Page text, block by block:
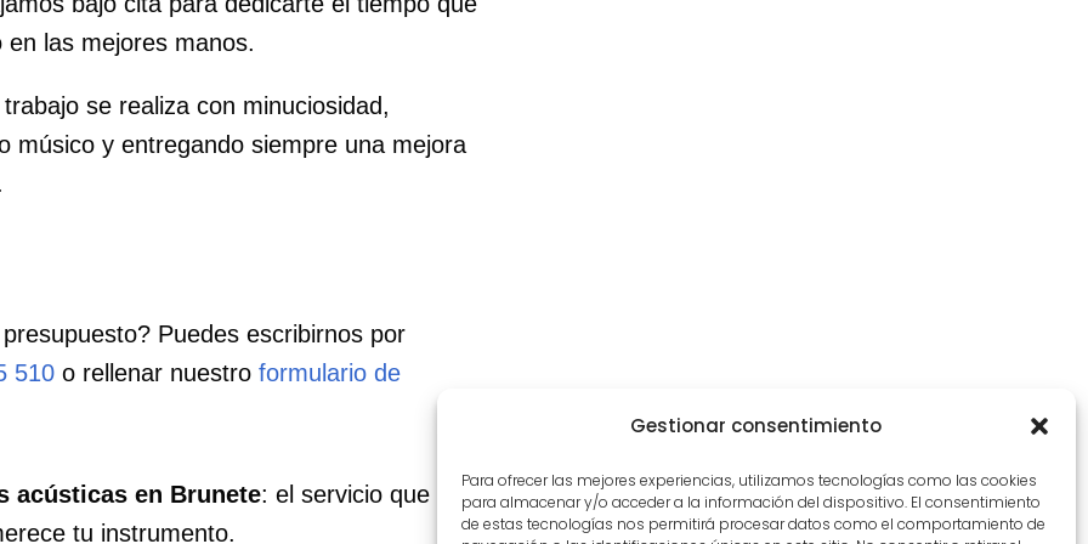
Gestionar consentimiento
Para ofrecer las mejores experiencias, utilizamos tecnologías como las cookies
para almacenar y/o acceder a la información del dispositivo. El consentimiento
de estas tecnologías nos permitirá procesar datos como el comportamiento de
las mejores manos.
se realiza con minuciosidad,
músico y entregando siempre una mejora
Puedes escribirnos por
510 o rellenar nuestroformulario de
acústicas en Brunete: el servicio que
tu instrumento.